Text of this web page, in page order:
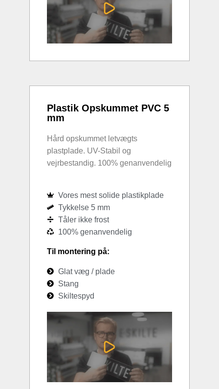
Plastik Opskummet PVC 5
mm
Hård opskummet letvægts
plastplade. UV-Stabil og
vejrbestandig. 100% genanvendelig
Vores mest solide plastikplade
Tykkelse 5 mm
Tåler ikke frost
100% genanvendelig
Til montering på:
Glat væg / plade
Stang
Skiltespyd